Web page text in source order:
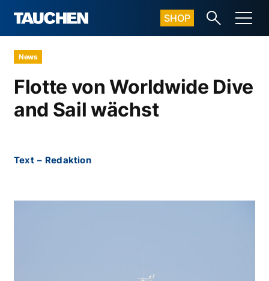
SHOP
News
Flotte von Worldwide Dive
and Sail wächst
Text – Redaktion